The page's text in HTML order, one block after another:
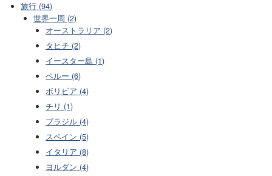
旅行 (94)
世界一周 (2)
オーストラリア (2)
タヒチ (2)
イースター島 (1)
ペルー (6)
ボリビア (4)
チリ (1)
ブラジル (4)
スペイン (5)
イタリア (8)
ヨルダン (4)